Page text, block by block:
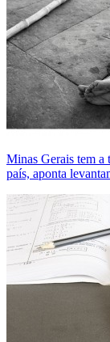
Minas Gerais tem a
país, aponta